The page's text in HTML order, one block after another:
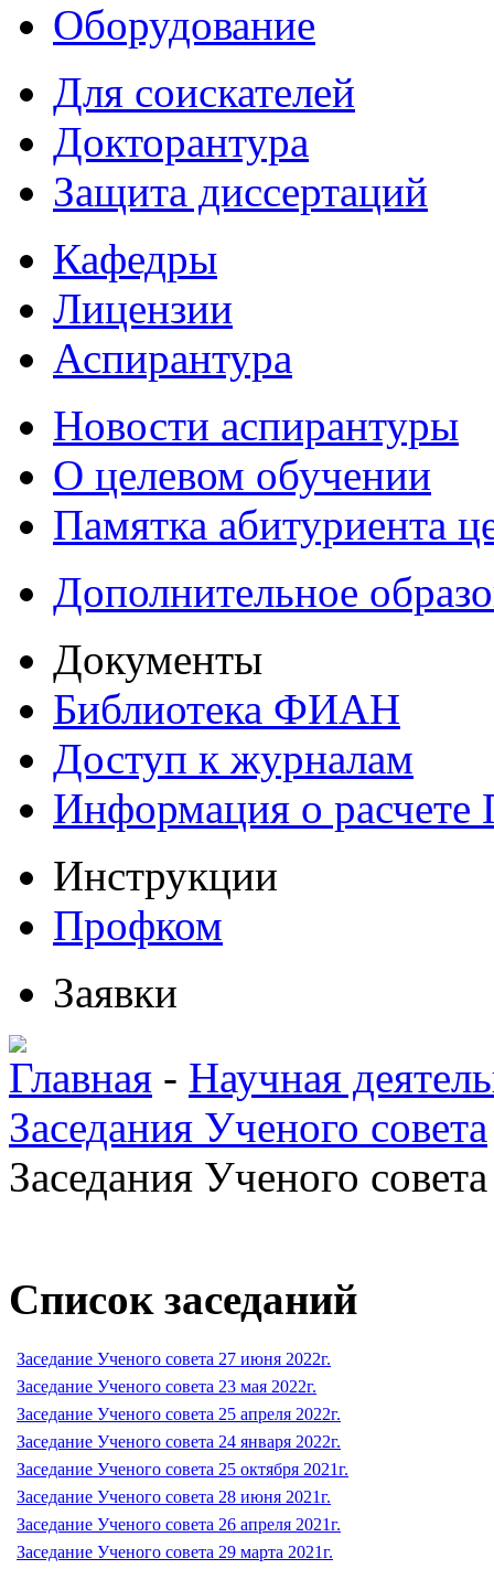
Оборудование
Для соискателей
Докторантура
Защита диссертаций
Кафедры
Лицензии
Аспирантура
Новости аспирантуры
О целевом обучении
Памятка абитуриента
Дополнительное
Документы
Библиотека ФИАН
Доступ к журналам
Информация о
Инструкции
Профком
Заявки
Главная - Научная
Заседания Ученого совета
Заседания Ученого
Список заседаний
Заседание Ученого совета 27 июня 2022г.
Заседание Ученого совета 23 мая 2022г.
Заседание Ученого совета 25 апреля 2022г.
Заседание Ученого совета 24 января 2022г.
Заседание Ученого совета 25 октября 2021г.
Заседание Ученого совета 28 июня 2021г.
Заседание Ученого совета 26 апреля 2021г.
Заседание Ученого совета 29 марта 2021г.